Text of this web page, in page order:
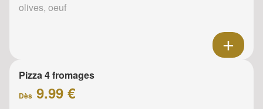
olives, oeuf
Pizza 4 fromages
Dès 9.99 €